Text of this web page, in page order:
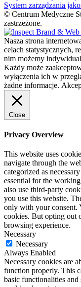
System zarządzania
© Centrum Medyczne
zastrzeżone.
Nasza strona
celach statystycznych,
nim możemy
Każdy może
wyłączenia ich w
żadne informacje.
Close
Privacy Overview
This website uses
navigate through the
categorized as
essential for the
also use third-party
you use this website.
only with your consent.
cookies. But opting out
browsing experience.
Necessary
Necessary
Always Enabled
Necessary cookies are
function properly. This
basic functionalities and